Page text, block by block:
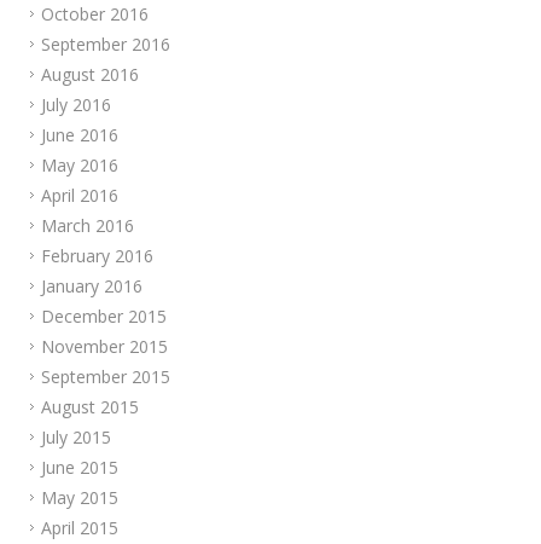
October 2016
September 2016
August 2016
July 2016
June 2016
May 2016
April 2016
March 2016
February 2016
January 2016
December 2015
November 2015
September 2015
August 2015
July 2015
June 2015
May 2015
April 2015